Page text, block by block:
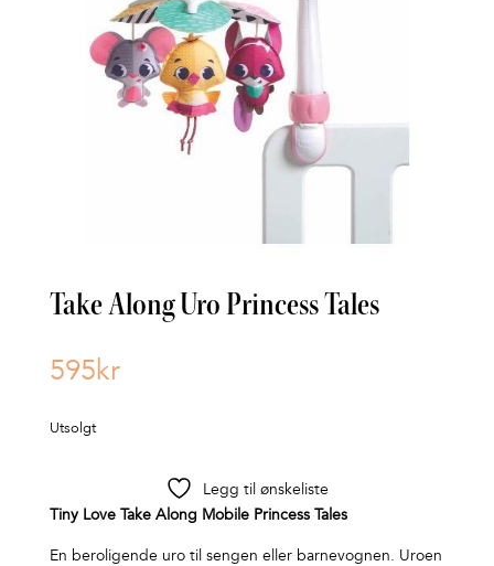
Take Along Uro Princess Tales
595kr
Utsolgt
Legg til ønskeliste
Tiny Love Take Along Mobile Princess Tales
En beroligende uro til sengen eller barnevognen. Uroen